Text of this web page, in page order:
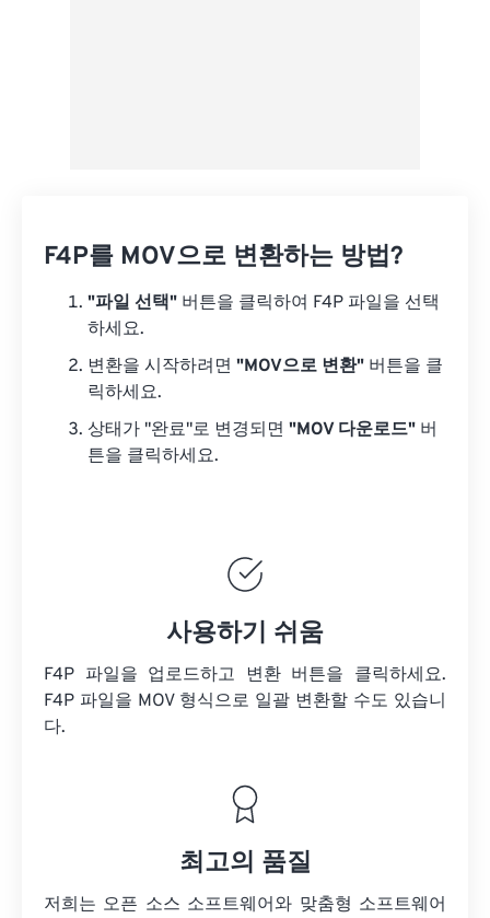
F4P를 MOV으로 변환하는 방법?
"파일 선택" 버튼을 클릭하여 F4P 파일을 선택
하세요.
변환을 시작하려면 "MOV으로 변환" 버튼을 클
릭하세요.
상태가 "완료"로 변경되면 "MOV 다운로드" 버
튼을 클릭하세요.
사용하기 쉬움
F4P 파일을 업로드하고 변환 버튼을 클릭하세요.
F4P 파일을 MOV 형식으로 일괄 변환할 수도 있습니
다.
최고의 품질
저희는 오픈 소스 소프트웨어와 맞춤형 소프트웨어